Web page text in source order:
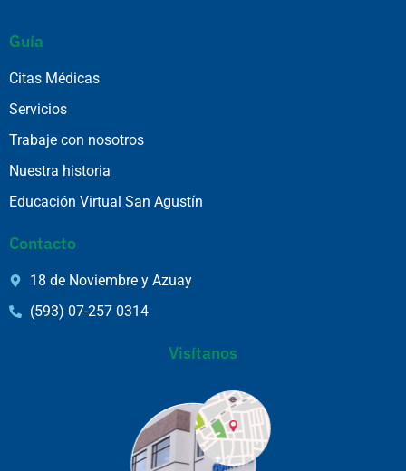
Guía
Citas Médicas
Servicios
Trabaje con nosotros
Nuestra historia
Educación Virtual San Agustín
Contacto
18 de Noviembre y Azuay
(593) 07-257 0314
Visítanos